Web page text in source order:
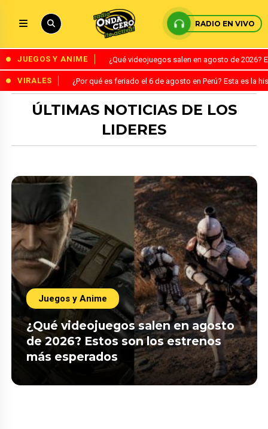
RADIO EN VIVO
JUEGOS Y ANIME ¿Qué videojuegos salen en agosto de
VIRALES ¿Por qué es feriado el 6 de agosto en Perú? Esta es la
ÚLTIMAS NOTICIAS DE LOS
LIDERES
Juegos y Anime
¿Qué videojuegos salen en agosto
de 2026? Estos son los estrenos
más esperados